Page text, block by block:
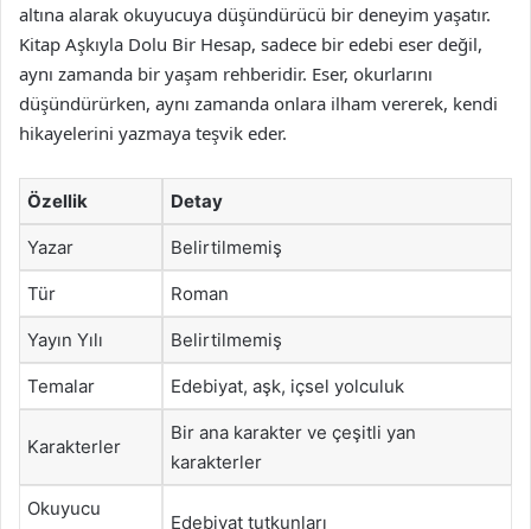
altına alarak okuyucuya düşündürücü bir deneyim yaşatır.
Kitap Aşkıyla Dolu Bir Hesap, sadece bir edebi eser değil,
aynı zamanda bir yaşam rehberidir. Eser, okurlarını
düşündürürken, aynı zamanda onlara ilham vererek, kendi
hikayelerini yazmaya teşvik eder.
Özellik Detay
Yazar Belirtilmemiş
Tür Roman
Yayın Yılı Belirtilmemiş
Temalar Edebiyat, aşk, içsel yolculuk
Karakterler
Bir ana karakter ve çeşitli yan
karakterler
Okuyucu
Edebiyat tutkunları